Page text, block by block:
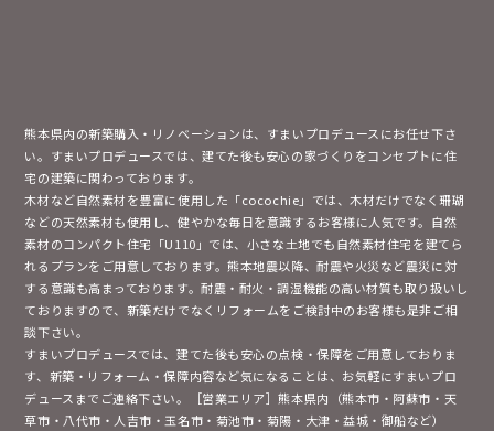
熊本県内の新築購入・リノベーションは、すまいプロデュースにお任せ下さ
い。すまいプロデュースでは、建てた後も安心の家づくりをコンセプトに住
宅の建築に関わっております。
木材など自然素材を豊富に使用した「cocochie」では、木材だけでなく珊瑚
などの天然素材も使用し、健やかな毎日を意識するお客様に人気です。自然
素材のコンパクト住宅「U110」では、小さな土地でも自然素材住宅を建てら
れるプランをご用意しております。熊本地震以降、耐震や火災など震災に対
する意識も高まっております。耐震・耐火・調湿機能の高い材質も取り扱いし
ておりますので、新築だけでなくリフォームをご検討中のお客様も是非ご相
談下さい。
すまいプロデュースでは、建てた後も安心の点検・保障をご用意しておりま
す、新築・リフォーム・保障内容など気になることは、お気軽にすまいプロ
デュースまでご連絡下さい。［営業エリア］熊本県内（熊本市・阿蘇市・天
草市・八代市・人吉市・玉名市・菊池市・菊陽・大津・益城・御船など）